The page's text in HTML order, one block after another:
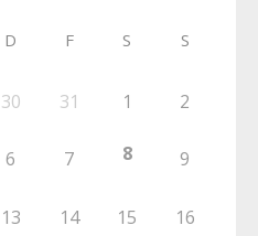
D F S S
30 31 1 2
6 7 8 9
13 14 15 16